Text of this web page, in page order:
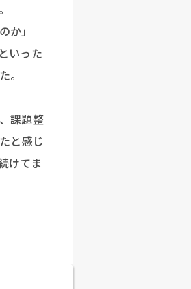
か」
いった
。
課題整
と感じ
けてま